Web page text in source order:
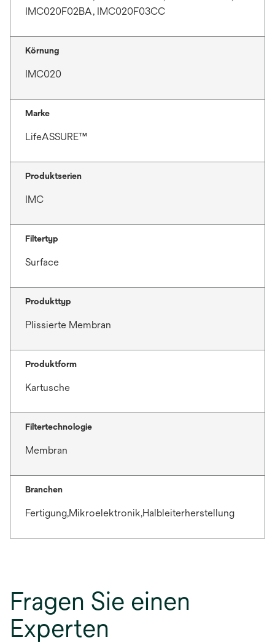
IMC020F02BA, IMC020F03CC
Körnung
IMC020
Marke
LifeASSURE™
Produktserien
IMC
Filtertyp
Surface
Produkttyp
Plissierte Membran
Produktform
Kartusche
Filtertechnologie
Membran
Branchen
Fertigung,Mikroelektronik,Halbleiterherstellung
Fragen Sie einen
Experten